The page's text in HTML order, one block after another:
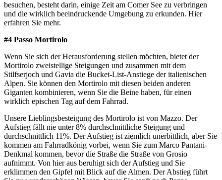
besuchen, besteht darin, einige Zeit am Comer See zu verbringen
und die wirklich beeindruckende Umgebung zu erkunden. Hier
erfahren Sie mehr.
#4 Passo Mortirolo
Wenn Sie sich der Herausforderung stellen möchten, bietet der
Mortirolo zweistellige Steigungen und zusammen mit dem
Stilfserjoch und Gavia die Bucket-List-Anstiege der italienischen
Alpen. Sie können den Mortirolo mit diesen beiden anderen
Giganten kombinieren, wenn Sie die Beine haben, für einen
wirklich epischen Tag auf dem Fahrrad.
Unsere Lieblingsbesteigung des Mortirolo ist von Mazzo. Der
Aufstieg fällt nie unter 8% durchschnittliche Steigung und
durchschnittlich 11%. Der Aufstieg ist ziemlich unerbittlich, aber Sie
kommen am Fahrradkönig vorbei, wenn Sie zum Marco Pantani-
Denkmal kommen, bevor die Straße die Straße von Grosio
aufnimmt. Von hier aus beruhigt sich der Aufstieg und Sie
erklimmen den Gipfel mit Blick auf die Almen. Der Abstieg führt